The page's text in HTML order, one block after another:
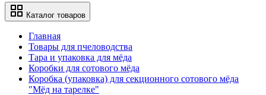
Каталог товаров
Главная
Товары для пчеловодства
Тара и упаковка для мёда
Коробки для сотового мёда
Коробка (упаковка) для секционного сотового мёда
"Мёд на тарелке"